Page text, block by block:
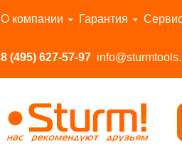
О компании Гарантия
8 (495) 627-57-97
Перейти в каталог